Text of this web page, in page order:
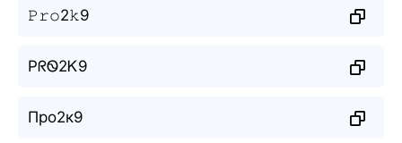
𝙿𝚛𝚘2𝚔9
PᖇᏫ2Ꮶ9
Про2к9